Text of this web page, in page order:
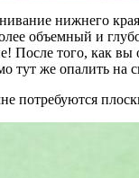
нижнего
объемный и
После того, как вы
тут же опалить на
потребуются